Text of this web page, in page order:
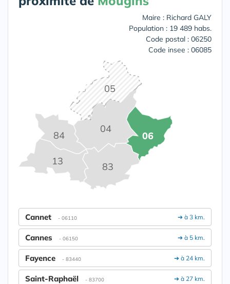
Maire : Richard GALY
Population : 19 489 habs.
Code postal : 06250
Code insee : 06085
04
05
06
13 83
84
➔ à 3 km.
Cannet - 06110
➔ à 5 km.
Cannes - 06150
➔ à 24 km.
Fayence - 83440
➔ à 27 km.
Saint-Raphaël - 83700